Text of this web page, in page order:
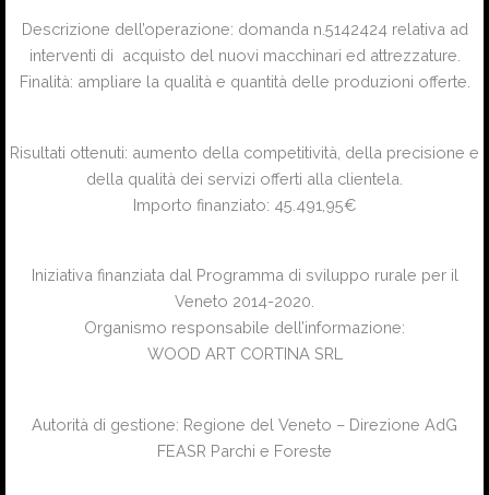
Descrizione dell’operazione: domanda n.5142424 relativa ad
interventi di acquisto del nuovi macchinari ed attrezzature.
Finalità: ampliare la qualità e quantità delle produzioni offerte.
Risultati ottenuti: aumento della competitività, della precisione e
della qualità dei servizi offerti alla clientela.
Importo finanziato: 45.491,95€
Iniziativa finanziata dal Programma di sviluppo rurale per il
Veneto 2014-2020.
Organismo responsabile dell’informazione:
WOOD ART CORTINA SRL
Autorità di gestione: Regione del Veneto – Direzione AdG
FEASR Parchi e Foreste